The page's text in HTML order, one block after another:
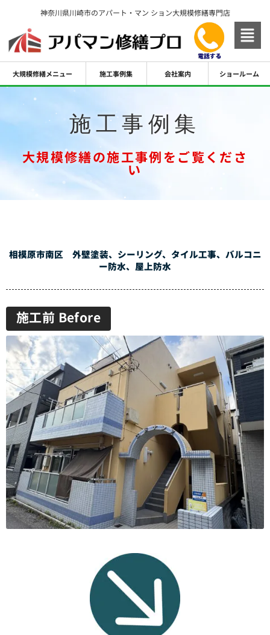
ッ
神奈川県川崎市のアパート・マン ション大規模修繕専門店
大規模修繕メニュー 施工事例集 会社案内 ショールーム
施工事例集
大規模修繕の施工事例をご覧くださ
い
相模原市南区 外壁塗装、シーリング、タイル工事、バルコニ
ー防水、屋上防水
施工前 Before